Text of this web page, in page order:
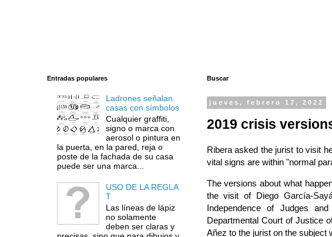
Buscar
jueves, febrero 17, 2022
2019 crisis
Ribera asked the jurist to visit
vital signs are within "normal
The versions about what
the visit of Diego García-
Independence of Judges
Departmental Court of Justice
Añez to the jurist on the subject
Entradas populares
Ladrones señalan
casas con símbolos
Cualquier graffiti,
signo o marca con
aerosol o pintura en
la puerta, en la pared, reja o
poste de la fachada de su casa
puede ser una marca...
USO DE LA REGLA
T
Las líneas de lápiz
no solamente
deben ser claras y